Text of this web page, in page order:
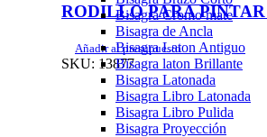
RODILLO PARA
Añadir al presupuesto
SKU: 13877
Bisagra Cromo mate
Bisagra de Ancla
Bisagra Laton Antiguo
Bisagra laton Brillante
Bisagra Latonada
Bisagra Libro Latonada
Bisagra Libro Pulida
Bisagra Proyección